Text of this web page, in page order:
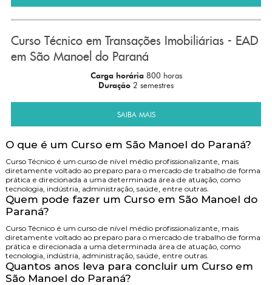
Curso Técnico em Transações Imobiliárias - EAD
em São Manoel do Paraná
Carga horária 800 horas
Duração 2 semestres
SAIBA MAIS
O que é um Curso em São Manoel do Paraná?
Curso Técnico é um curso de nível médio profissionalizante, mais
diretamente voltado ao preparo para o mercado de trabalho de forma
prática e direcionada a uma determinada área de atuação, como
tecnologia, indústria, administração, saúde, entre outras.
Quem pode fazer um Curso em São Manoel do
Paraná?
Curso Técnico é um curso de nível médio profissionalizante, mais
diretamente voltado ao preparo para o mercado de trabalho de forma
prática e direcionada a uma determinada área de atuação, como
tecnologia, indústria, administração, saúde, entre outras.
Quantos anos leva para concluir um Curso em
São Manoel do Paraná?